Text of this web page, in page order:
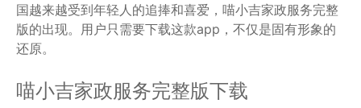
国越来越受到年轻人的追捧和喜爱，喵小吉家政服务完整
版的出现。用户只需要下载这款app，不仅是固有形象的
还原。
喵小吉家政服务完整版下载